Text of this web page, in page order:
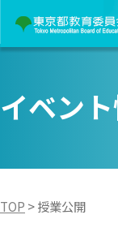
イベン
TOP >授業公開